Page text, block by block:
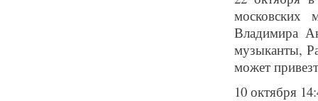
Владимира
музыканты,
может
10 октября